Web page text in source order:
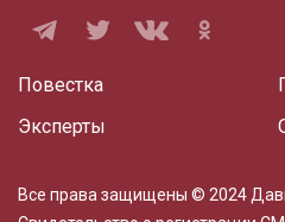
Повестка
Эксперты
Все права защищены © 2024